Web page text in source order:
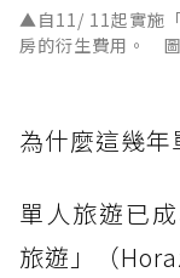
▲自11/ 11起實施
房的衍生費用。
為什麼這幾年
單人旅遊已
旅遊」（